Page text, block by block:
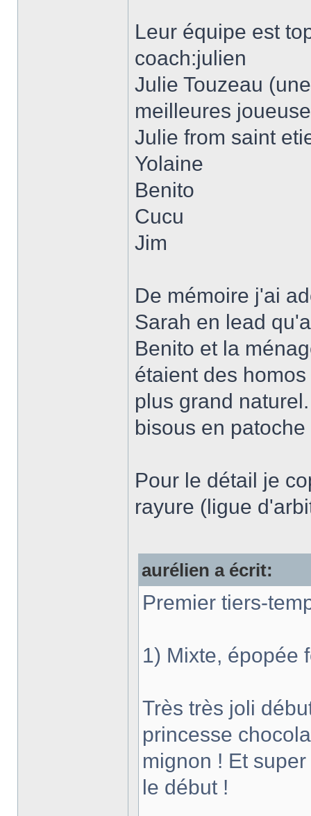
Leur équipe est
coach:julien
Julie Touzeau
meilleures
Julie from saint
Yolaine
Benito
Cucu
Jim
De mémoire j'ai
Sarah en lead
Benito et la
étaient des
plus grand
bisous en
Pour le détail je
rayure (ligue
aurélien a écrit:
Premier tiers-
1) Mixte, épopée
Très très joli
princesse
mignon ! Et
le début !